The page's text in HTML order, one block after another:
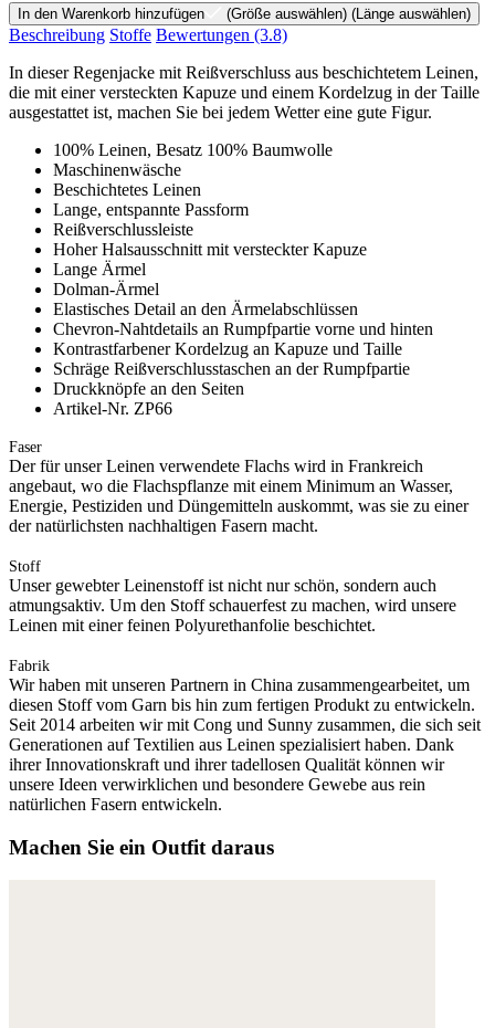
In den Warenkorb hinzufügen (Größe auswählen) (Länge auswählen)
Beschreibung Stoffe Bewertungen (3.8)
In dieser Regenjacke mit Reißverschluss aus beschichtetem Leinen,
die mit einer versteckten Kapuze und einem Kordelzug in der Taille
ausgestattet ist, machen Sie bei jedem Wetter eine gute Figur.
100% Leinen, Besatz 100% Baumwolle
Maschinenwäsche
Beschichtetes Leinen
Lange, entspannte Passform
Reißverschlussleiste
Hoher Halsausschnitt mit versteckter Kapuze
Lange Ärmel
Dolman-Ärmel
Elastisches Detail an den Ärmelabschlüssen
Chevron-Nahtdetails an Rumpfpartie vorne und hinten
Kontrastfarbener Kordelzug an Kapuze und Taille
Schräge Reißverschlusstaschen an der Rumpfpartie
Druckknöpfe an den Seiten
Artikel-Nr. ZP66
Faser
Der für unser Leinen verwendete Flachs wird in Frankreich
angebaut, wo die Flachspflanze mit einem Minimum an Wasser,
Energie, Pestiziden und Düngemitteln auskommt, was sie zu einer
der natürlichsten nachhaltigen Fasern macht.
Stoff
Unser gewebter Leinenstoff ist nicht nur schön, sondern auch
atmungsaktiv. Um den Stoff schauerfest zu machen, wird unsere
Leinen mit einer feinen Polyurethanfolie beschichtet.
Fabrik
Wir haben mit unseren Partnern in China zusammengearbeitet, um
diesen Stoff vom Garn bis hin zum fertigen Produkt zu entwickeln.
Seit 2014 arbeiten wir mit Cong und Sunny zusammen, die sich seit
Generationen auf Textilien aus Leinen spezialisiert haben. Dank
ihrer Innovationskraft und ihrer tadellosen Qualität können wir
unsere Ideen verwirklichen und besondere Gewebe aus rein
natürlichen Fasern entwickeln.
Machen Sie ein Outfit daraus